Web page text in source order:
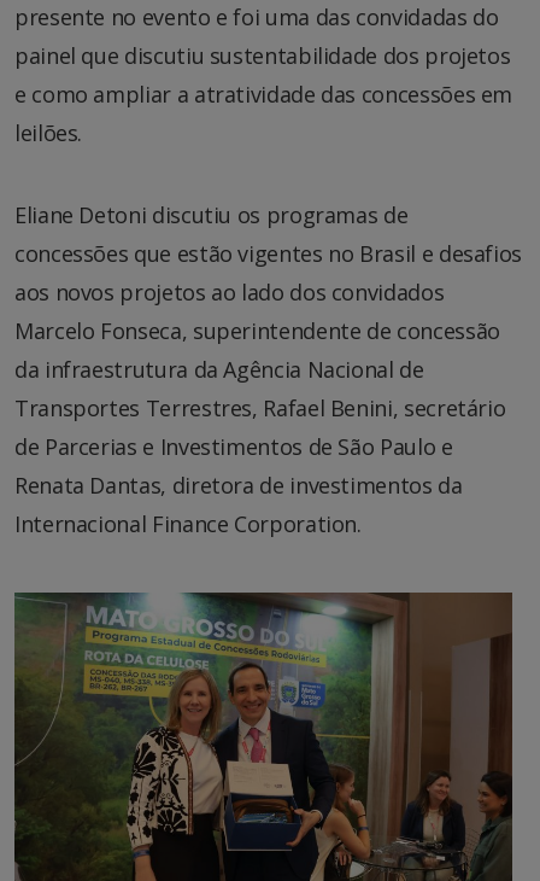
presente no evento e foi uma das convidadas do
painel que discutiu sustentabilidade dos projetos
e como ampliar a atratividade das concessões em
leilões.
Eliane Detoni discutiu os programas de
concessões que estão vigentes no Brasil e desafios
aos novos projetos ao lado dos convidados
Marcelo Fonseca, superintendente de concessão
da infraestrutura da Agência Nacional de
Transportes Terrestres, Rafael Benini, secretário
de Parcerias e Investimentos de São Paulo e
Renata Dantas, diretora de investimentos da
Internacional Finance Corporation.